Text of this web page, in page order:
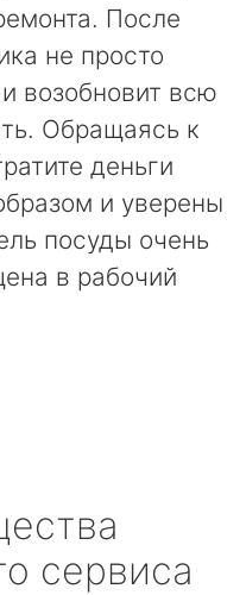
После
не просто
возобновит всю
Обращаясь к
деньги
и уверены
посуды очень
в рабочий
сервиса